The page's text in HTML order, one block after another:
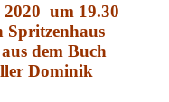
um 19.30
Spritzenhaus
dem Buch
Dominik